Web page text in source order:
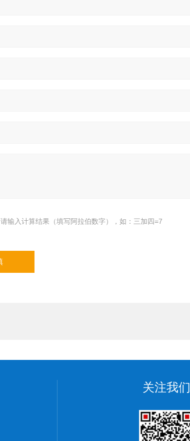
请输入计算结果（填写阿拉伯数字），如：三加四=7
关注我们